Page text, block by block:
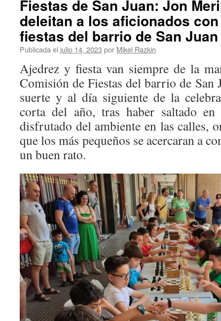
Fiestas de San Juan: Jon
deleitan a los aficionados
fiestas del barrio de San Juan
Publicada el julio 14, 2023 por Mikel Razkin
Ajedrez y fiesta van siempre de la
Comisión de Fiestas del barrio de San
suerte y al día siguiente de la
corta del año, tras haber saltado
disfrutado del ambiente en las calles,
que los más pequeños se acercaran a
un buen rato.